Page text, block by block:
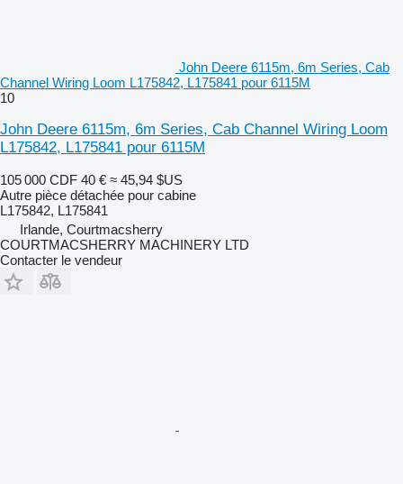
John Deere 6115m, 6m Series, Cab
Channel Wiring Loom L175842, L175841 pour 6115M
10
John Deere 6115m, 6m Series, Cab Channel Wiring Loom
L175842, L175841 pour 6115M
105 000 CDF 40 € ≈ 45,94 $US
Autre pièce détachée pour cabine
L175842, L175841
Irlande, Courtmacsherry
COURTMACSHERRY MACHINERY LTD
Contacter le vendeur